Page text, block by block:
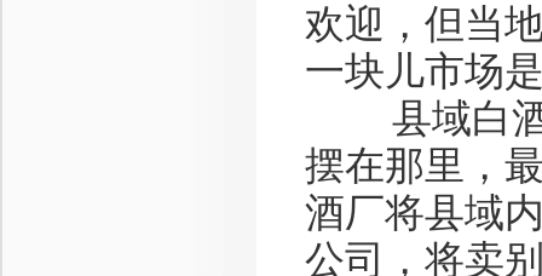
欢迎，但当
一块儿市场
县域白酒
摆在那里，
酒厂将县域
公司，将卖